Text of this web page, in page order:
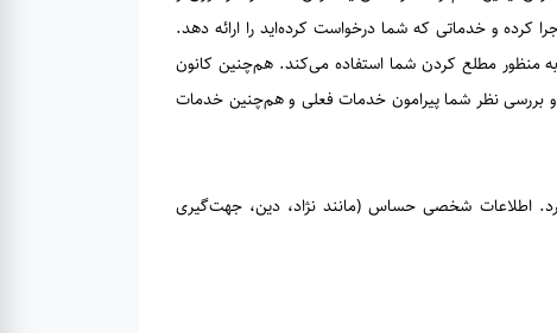
کرده و خدماتی که شما درخواست کرده‌اید را ارائه دهد.
منظور مطلع کردن شما استفاده می‌کند. هم‌چنین کانون
بررسی نظر شما پیرامون خدمات فعلی و هم‌چنین خدمات
اطلاعات شخصی حساس (مانند نژاد، دین، جهت‌گیری